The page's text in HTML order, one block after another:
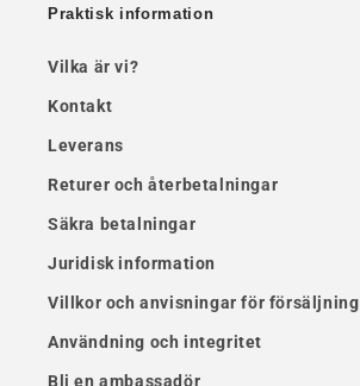
Praktisk information
Vilka är vi?
Kontakt
Leverans
Returer och återbetalningar
Säkra betalningar
Juridisk information
Villkor och anvisningar för försäljning
Användning och integritet
Bli en ambassadör